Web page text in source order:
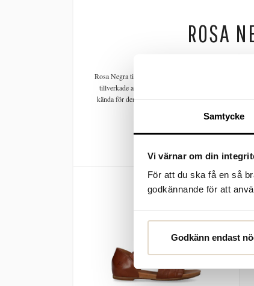
Samtycke
Vi värnar om din
För att du ska få en så
godkännande för att
Godkänn endast
ROSA
Rosa Negra tillverkar skor i svensk design i
tillverkade av mycket mjukt skinn vilket gör det
kända för deras stilsäkraskor, så du kan alltid vara
Du hittar fler